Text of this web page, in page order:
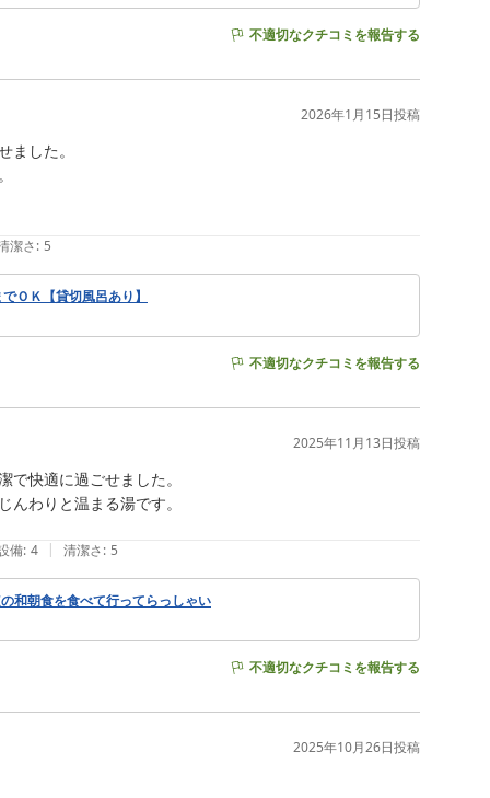
不適切なクチコミを報告する
2026年1月15日投稿
した。
潔さ: 5
ＯＫ【貸切風呂あり】
不適切なクチコミを報告する
2025年11月13日投稿
快適に過ごせました。
わりと温まる湯です。
備: 4 | 清潔さ: 5
和朝食を食べて行ってらっしゃい
不適切なクチコミを報告する
2025年10月26日投稿